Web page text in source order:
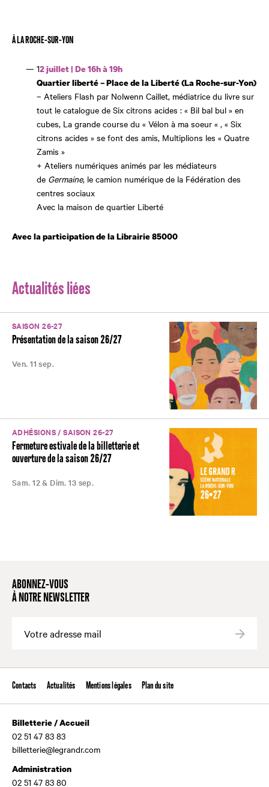
À LA ROCHE-SUR-YON
12 juillet | De 16h à 19h
Quartier liberté – Place de la Liberté (La Roche-sur-Yon)
– Ateliers Flash par Nolwenn Caillet, médiatrice du livre sur
tout le catalogue de Six citrons acides : « Bil bal bul » en
cubes, La grande course du « Vélon à ma soeur « , « Six
citrons acides » se font des amis, Multiplions les « Quatre
Zamis »
+ Ateliers numériques animés par les médiateurs
de Germaine, le camion numérique de la Fédération des
centres sociaux
Avec la maison de quartier Liberté
Avec la participation de la Librairie 85000
Actualités liées
SAISON 26-27
Présentation de la saison 26/27
Ven. 11 sep.
ADHÉSIONS / SAISON 26-27
Fermeture estivale de la billetterie et
ouverture de la saison 26/27
Sam. 12 & Dim. 13 sep.
ABONNEZ-VOUS
À NOTRE NEWSLETTER
Contacts Actualités Mentions légales Plan du site
Billetterie / Accueil
02 51 47 83 83
billetterie@legrandr.com
Administration
02 51 47 83 80